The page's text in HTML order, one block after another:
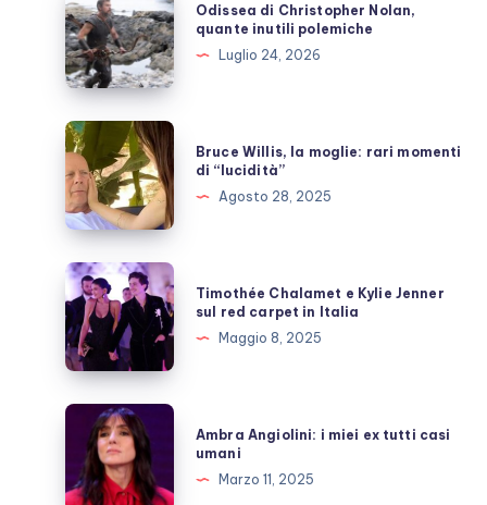
di
Christopher
Nolan,
quante
inutili
polemiche
Odissea di Christopher Nolan,
quante inutili polemiche
Luglio 24, 2026
Bruce
Willis,
la
moglie:
rari
momenti
di
“lucidità”
Bruce Willis, la moglie: rari momenti
di “lucidità”
Agosto 28, 2025
Timothée
Chalamet
e
Kylie
Jenner
sul
carpet
in
Timothée Chalamet e Kylie Jenner
sul red carpet in Italia
Maggio 8, 2025
Ambra
Angiolini:
miei
Ambra Angiolini: i miei ex tutti casi
umani
Marzo 11, 2025